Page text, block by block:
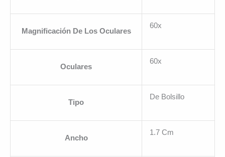
Magnificación De Los Oculares
60x
Oculares
60x
Tipo
De Bolsillo
Ancho
1.7 Cm